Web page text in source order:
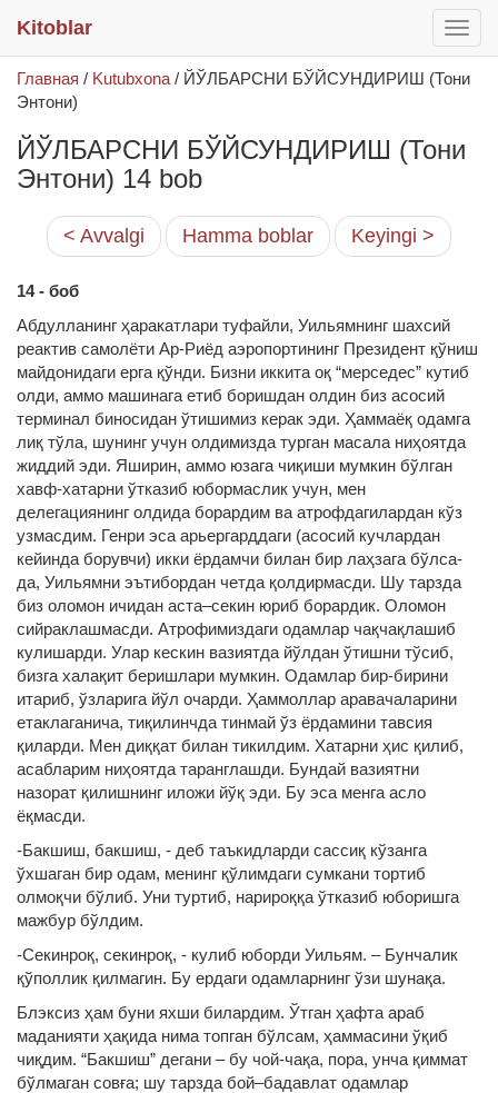
меню
Kitoblar
Главная / Kutubxona / ЙЎЛБАРСНИ БЎЙСУНДИРИШ (Тони
Энтони)
ЙЎЛБАРСНИ БЎЙСУНДИРИШ (Тони
Энтони) 14 bob
< Avvalgi Hamma boblar Keyingi >
14 - боб
Абдулланинг ҳаракатлари туфайли, Уильямнинг шахсий
реактив самолёти Ар-Риёд аэропортининг Президент қўниш
майдонидаги ерга қўнди. Бизни иккита оқ “мерседес” кутиб
олди, аммо машинага етиб боришдан олдин биз асосий
терминал биносидан ўтишимиз керак эди. Ҳаммаёқ одамга
лиқ тўла, шунинг учун олдимизда турган масала ниҳоятда
жиддий эди. Яширин, аммо юзага чиқиши мумкин бўлган
хавф-хатарни ўтказиб юбормаслик учун, мен
делегациянинг олдида борардим ва атрофдагилардан кўз
узмасдим. Генри эса арьергарддаги (асосий кучлардан
кейинда борувчи) икки ёрдамчи билан бир лаҳзага бўлса-
да, Уильямни эътибордан четда қолдирмасди. Шу тарзда
биз оломон ичидан аста–секин юриб борардик. Оломон
сийраклашмасди. Атрофимиздаги одамлар чақчақлашиб
кулишарди. Улар кескин вазиятда йўлдан ўтишни тўсиб,
бизга халақит беришлари мумкин. Одамлар бир-бирини
итариб, ўзларига йўл очарди. Ҳаммоллар аравачаларини
етаклаганича, тиқилинчда тинмай ўз ёрдамини тавсия
қиларди. Мен диққат билан тикилдим. Хатарни ҳис қилиб,
асабларим ниҳоятда таранглашди. Бундай вазиятни
назорат қилишнинг иложи йўқ эди. Бу эса менга асло
ёқмасди.
-Бакшиш, бакшиш, - деб таъкидларди сассиқ кўзанга
ўхшаган бир одам, менинг қўлимдаги сумкани тортиб
олмоқчи бўлиб. Уни туртиб, нарироққа ўтказиб юборишга
мажбур бўлдим.
-Секинроқ, секинроқ, - кулиб юборди Уильям. – Бунчалик
қўполлик қилмагин. Бу ердаги одамларнинг ўзи шунақа.
Блэксиз ҳам буни яхши билардим. Ўтган ҳафта араб
маданияти ҳақида нима топган бўлсам, ҳаммасини ўқиб
чиқдим. “Бакшиш” дегани – бу чой-чақа, пора, унча қиммат
бўлмаган совға; шу тарзда бой–бадавлат одамлар